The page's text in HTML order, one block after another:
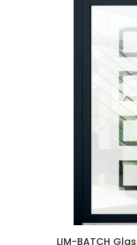
LIM-BATCH